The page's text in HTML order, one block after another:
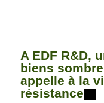
A EDF R&D,
biens
appelle à la
résistance